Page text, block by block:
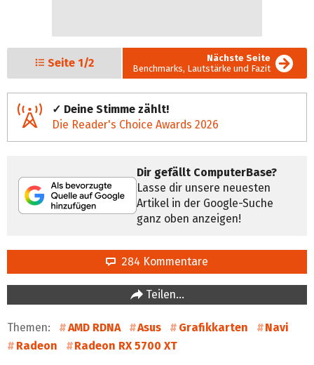
Seite 1/2
Nächste Seite
Benchmarks, Lautstärke und Fazit
✓ Deine Stimme zählt!
Die Reader's Choice Awards 2026
Dir gefällt ComputerBase?
Lasse dir unsere neuesten
Artikel in der Google-Suche
ganz oben anzeigen!
284 Kommentare
Teilen…
Themen: AMD RDNA Asus Grafikkarten
Navi
Radeon
Radeon RX 5700 XT